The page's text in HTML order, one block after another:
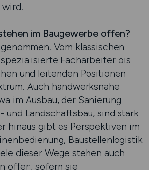
wird.
im Baugewerbe offen?
Vom klassischen
Facharbeiter bis
und leitenden Positionen
Auch handwerksnahe
im Ausbau, der Sanierung
und Landschaftsbau, sind stark
hinaus gibt es Perspektiven im
Baustellenlogistik
dieser Wege stehen auch
offen, sofern sie